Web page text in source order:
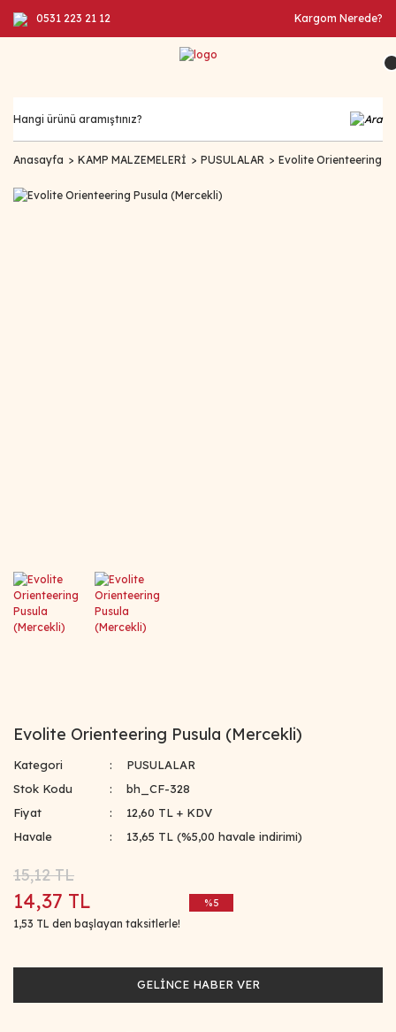
0531 223 21 12 Kargom Nerede?
Anasayfa KAMP MALZEMELERİ PUSULALAR Evolite Orienteering
Evolite Orienteering Pusula (Mercekli)
Kategori
PUSULALAR
Stok Kodu
bh_CF-328
Fiyat
12,60 TL + KDV
Havale
13,65 TL (%5,00 havale indirimi)
15,12 TL
14,37 TL
1,53 TL den başlayan taksitlerle!
%5
GELİNCE HABER VER